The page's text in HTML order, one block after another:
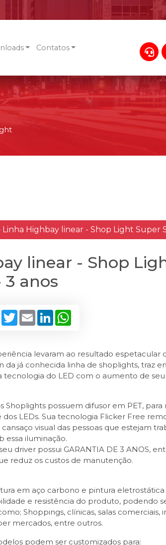
Contatos
Highbay linear - Shop Light Super
linear - Shop
3 anos
Facebook
TwitterEmailLinkedIn
levaram ao resultado espetacular
da já conhecida linha de shoplights, traz
tecnologia do LED com o aumento de
Shoplights possuem difusor em PET,
dos LEDs. Sua tecnologia Flicker Free
visual das pessoas que estejam
essa iluminação.
driver possui GARANTIA DE 3 ANOS,
reduz os custos de manutenção.
em aço carbono e pintura
e resistência do produto, podendo
Shoppings, clínicas, salas comerciais,
mercados, entre outros.
podem ser customizados para: